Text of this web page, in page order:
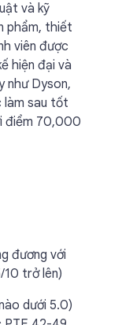
và kỹ
phẩm, thiết
viên được
hiện đại và
như Dyson,
làm sau tốt
điểm 70,000
đương với
10 trở lên)
dưới 5.0)